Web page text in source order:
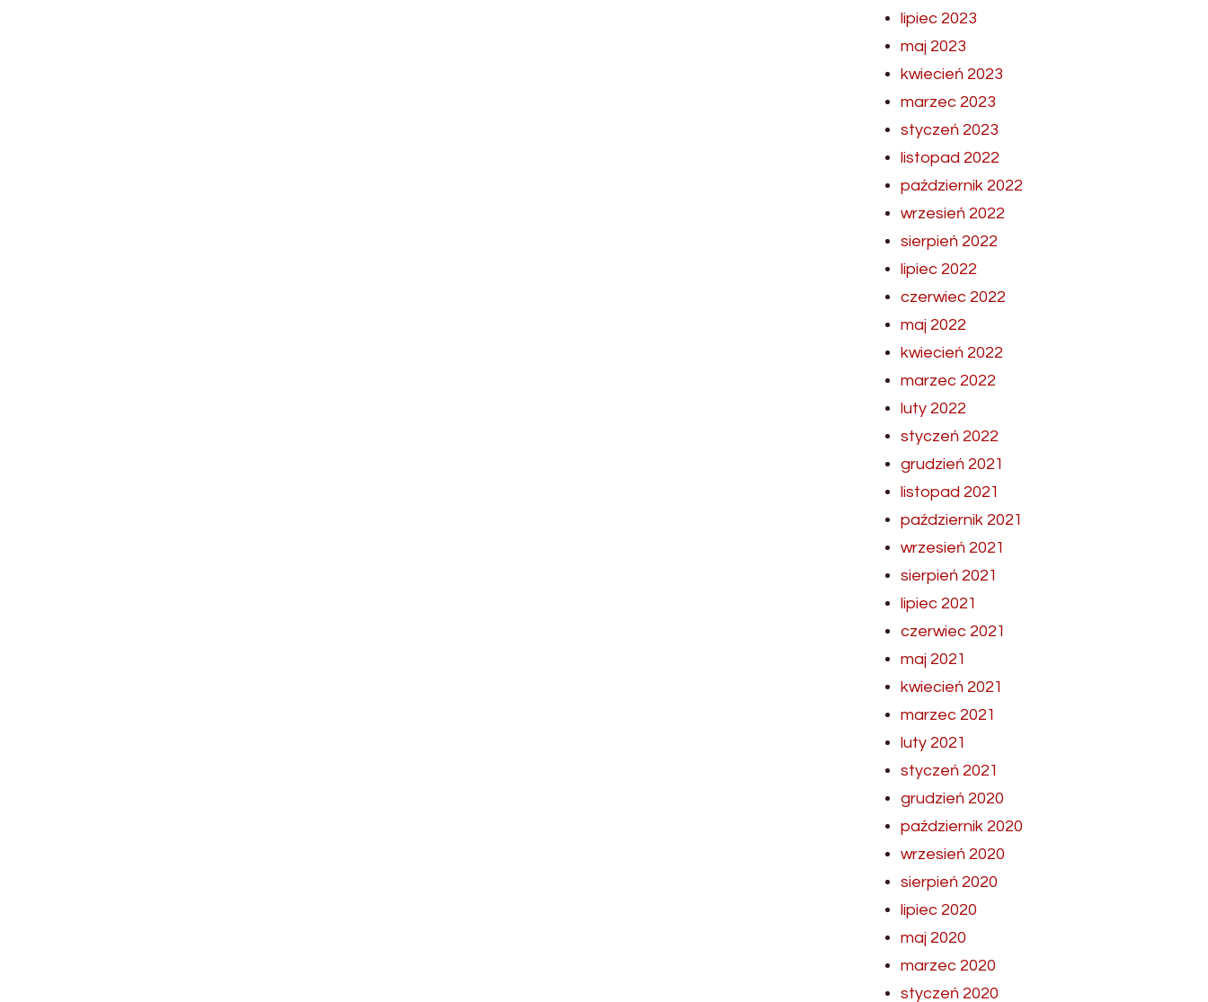
lipiec 2023
maj 2023
kwiecień 2023
marzec 2023
styczeń 2023
listopad 2022
październik 2022
wrzesień 2022
sierpień 2022
lipiec 2022
czerwiec 2022
maj 2022
kwiecień 2022
marzec 2022
luty 2022
styczeń 2022
grudzień 2021
listopad 2021
październik 2021
wrzesień 2021
sierpień 2021
lipiec 2021
czerwiec 2021
maj 2021
kwiecień 2021
marzec 2021
luty 2021
styczeń 2021
grudzień 2020
październik 2020
wrzesień 2020
sierpień 2020
lipiec 2020
maj 2020
marzec 2020
styczeń 2020